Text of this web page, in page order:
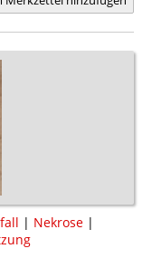
| Nekrose |